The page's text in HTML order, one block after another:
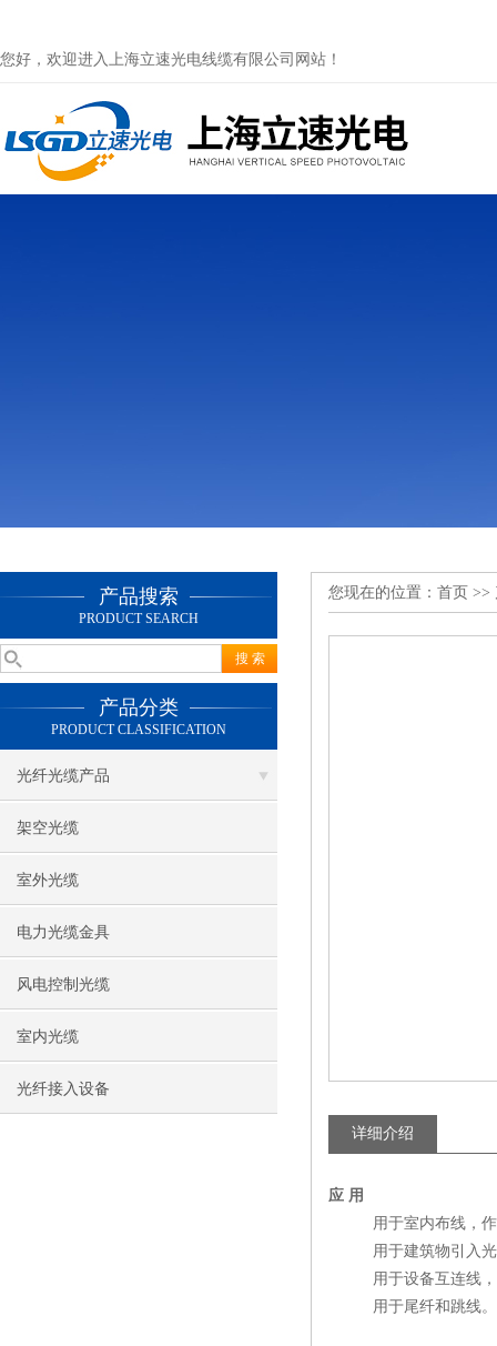
您好，欢迎进入上海立速光电线缆有限公司网站！
产品搜索
PRODUCT SEARCH
产品分类
PRODUCT CLASSIFICATION
光纤光缆产品
架空光缆
室外光缆
电力光缆金具
风电控制光缆
室内光缆
光纤接入设备
您现在的位置： 首页 >>
详细介绍
应 用
用于室内布线，作
用于建筑物引入光
用于设备互连线，作
用于尾纤和跳线。